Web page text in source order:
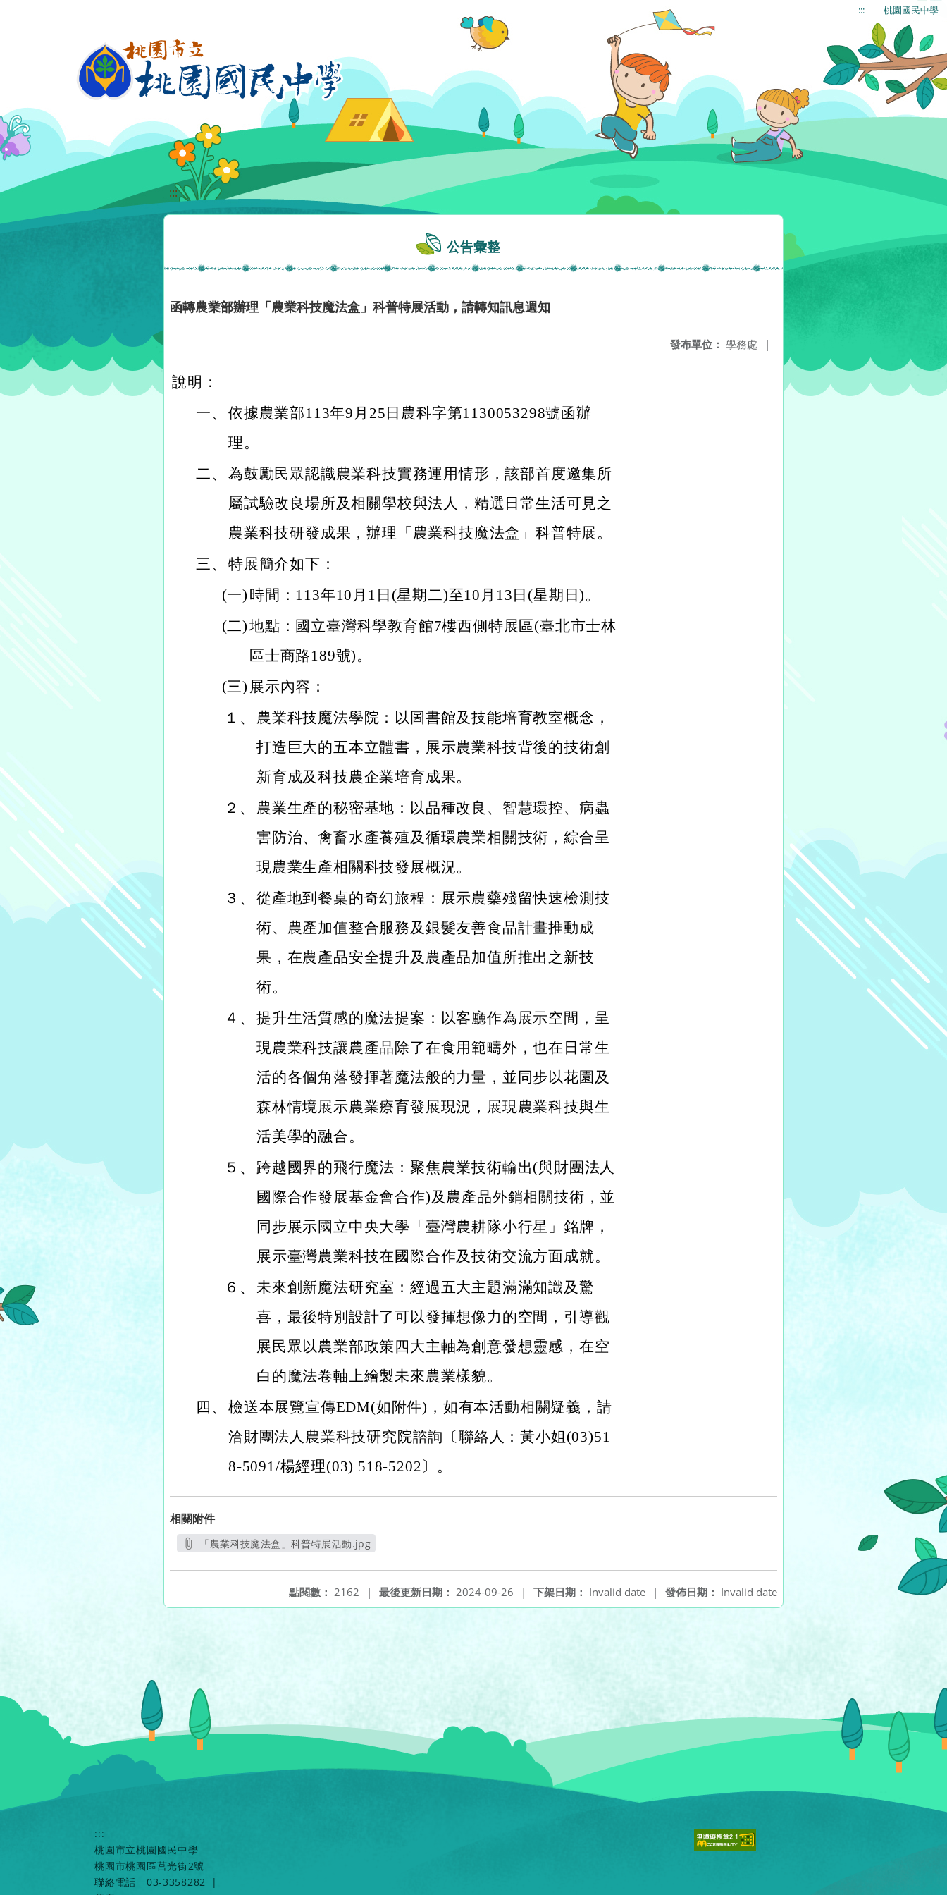
::: 桃園國民中學
:::
公告彙整
函轉農業部辦理「農業科技魔法盒」科普特展活動，請轉知訊息週知
發布單位： 學務處 |
說明：
一、 依據農業部113年9月25日農科字第1130053298號函辦
理。
二、 為鼓勵民眾認識農業科技實務運用情形，該部首度邀集所
屬試驗改良場所及相關學校與法人，精選日常生活可見之
農業科技研發成果，辦理「農業科技魔法盒」科普特展。
三、 特展簡介如下：
(一) 時間：113年10月1日(星期二)至10月13日(星期日)。
(二)地點：國立臺灣科學教育館7樓西側特展區(臺北市士林
區士商路189號)。
(三) 展示內容：
１、
農業科技魔法學院：以圖書館及技能培育教室概念，
打造巨大的五本立體書，展示農業科技背後的技術創
新育成及科技農企業培育成果。
２、
農業生產的秘密基地：以品種改良、智慧環控、病蟲
害防治、禽畜水產養殖及循環農業相關技術，綜合呈
現農業生產相關科技發展概況。
３、 從產地到餐桌的奇幻旅程：展示農藥殘留快速檢測技
術、農產加值整合服務及銀髮友善食品計畫推動成
果，在農產品安全提升及農產品加值所推出之新技
術。
４、 提升生活質感的魔法提案：以客廳作為展示空間，呈
現農業科技讓農產品除了在食用範疇外，也在日常生
活的各個角落發揮著魔法般的力量，並同步以花園及
森林情境展示農業療育發展現況，展現農業科技與生
活美學的融合。
５、
跨越國界的飛行魔法：聚焦農業技術輸出(與財團法人
國際合作發展基金會合作)及農產品外銷相關技術，並
同步展示國立中央大學「臺灣農耕隊小行星」銘牌，
展示臺灣農業科技在國際合作及技術交流方面成就。
６、 未來創新魔法研究室：經過五大主題滿滿知識及驚
喜，最後特別設計了可以發揮想像力的空間，引導觀
展民眾以農業部政策四大主軸為創意發想靈感，在空
白的魔法卷軸上繪製未來農業樣貌。
四、 檢送本展覽宣傳EDM(如附件)，如有本活動相關疑義，請
洽財團法人農業科技研究院諮詢〔聯絡人：黃小姐(03)51
8-5091/楊經理(03) 518-5202〕。
相關附件
「農業科技魔法盒」科普特展活動.jpg
發佈日期： Invalid date
下架日期： Invalid date |
最後更新日期： 2024-09-26 |
點閱數： 2162 |
:::
桃園市立桃園國民中學
桃園市桃園區莒光街2號
聯絡電話
03-3358282
|